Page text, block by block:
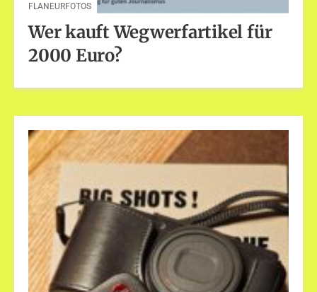
FLANEURFOTOS
Wer kauft Wegwerfartikel für
2000 Euro?